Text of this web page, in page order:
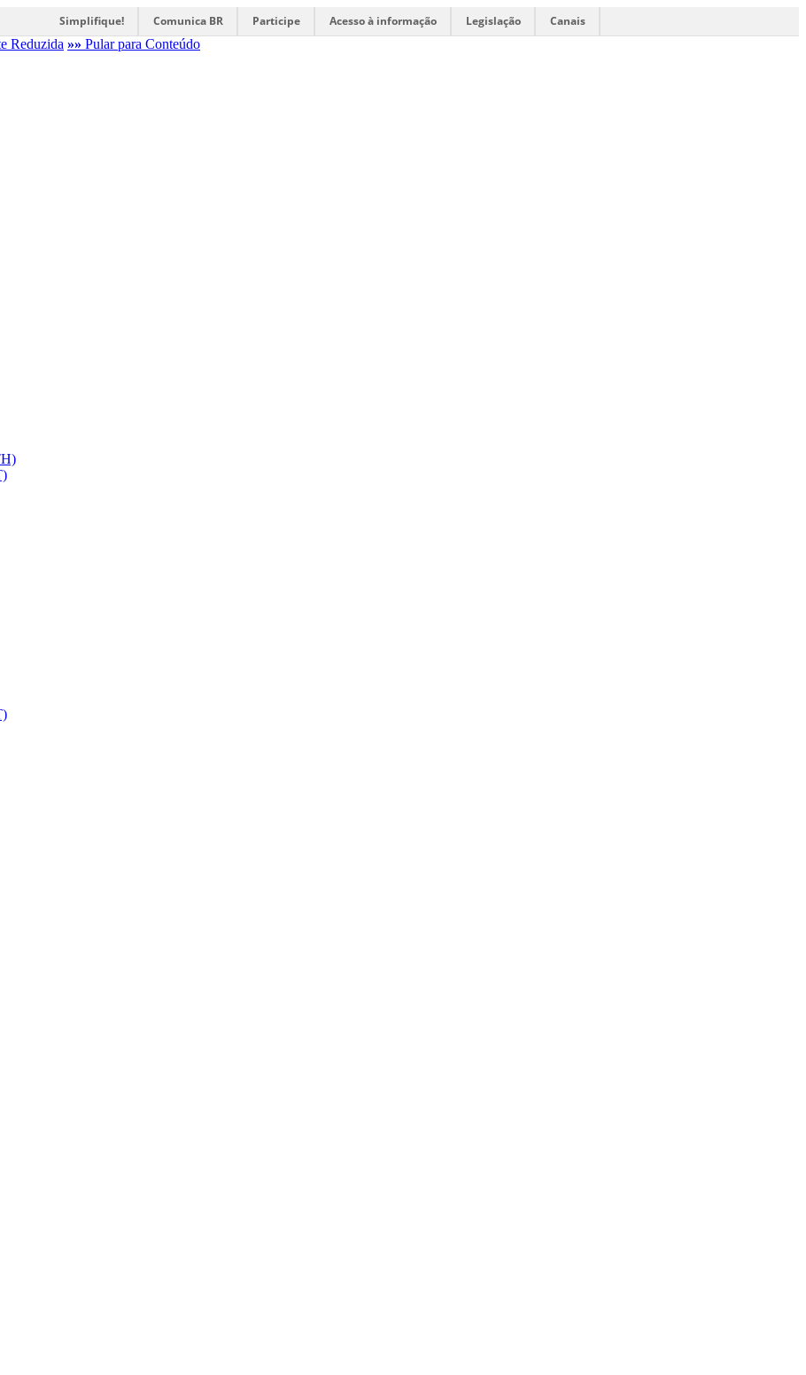
Simplifique! Comunica BR Participe Acesso à informação Legislação
Canais
Reduzida »» Pular para Conteúdo